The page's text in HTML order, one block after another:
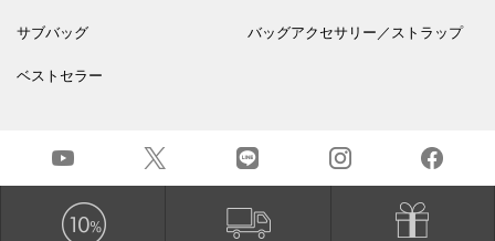
サブバッグ バッグアクセサリー／ストラップ
ベストセラー